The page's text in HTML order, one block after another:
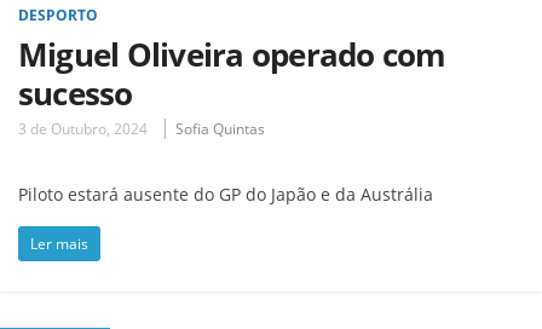
DESPORTO
Miguel Oliveira operado com
sucesso
3 de Outubro, 2024 Sofia Quintas
Piloto estará ausente do GP do Japão e da Austrália
Ler mais